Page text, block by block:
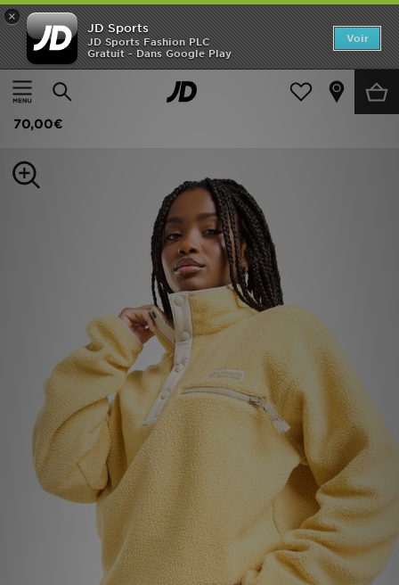
×
JD Sports
JD Sports Fashion PLC
Gratuit - Dans Google Play
Voir
Accueil
Femme Vêtements Femme Sweats
Columbia Polaire Imprimée Helvetia
70,00€
Accueil
Nouveautés
Enfant
Mon JD
Suivre Ma Commande
Nos Magasins